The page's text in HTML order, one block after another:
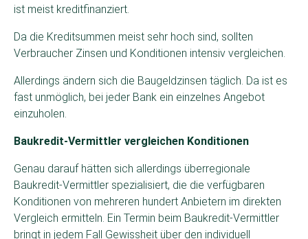
ist meist kreditfinanziert.
Da die Kreditsummen meist sehr hoch sind, sollten
Verbraucher Zinsen und Konditionen intensiv vergleichen.
Allerdings ändern sich die Baugeldzinsen täglich. Da ist es
fast unmöglich, bei jeder Bank ein einzelnes Angebot
einzuholen.
Baukredit-Vermittler vergleichen Konditionen
Genau darauf hätten sich allerdings überregionale
Baukredit-Vermittler spezialisiert, die die verfügbaren
Konditionen von mehreren hundert Anbietern im direkten
Vergleich ermitteln. Ein Termin beim Baukredit-Vermittler
bringt in jedem Fall Gewissheit über den individuell